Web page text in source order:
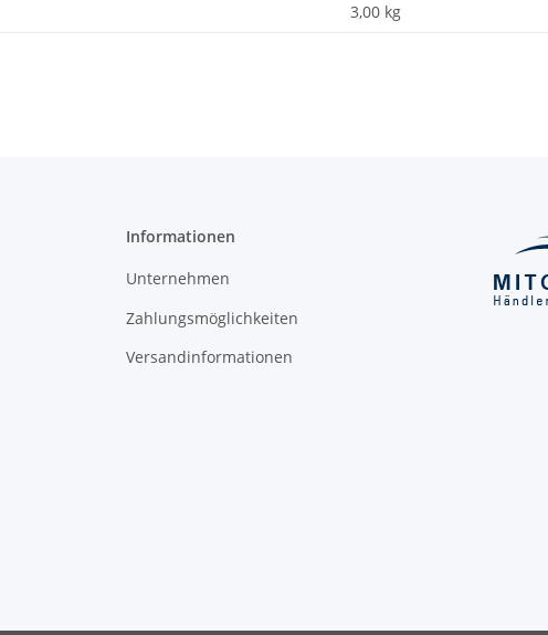
3,00 kg
Informationen
Unternehmen
Zahlungsmöglichkeiten
Versandinformationen